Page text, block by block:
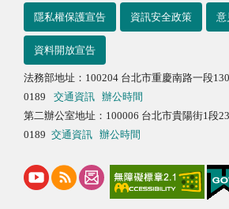
隱私權保護宣告 資訊安全政策 意
資料開放宣告
法務部地址：100204 台北市重慶南路一段
0189
交通資訊
辦公時間
第二辦公室地址：100006 台北市貴陽街1段
0189 交通資訊 辦公時間